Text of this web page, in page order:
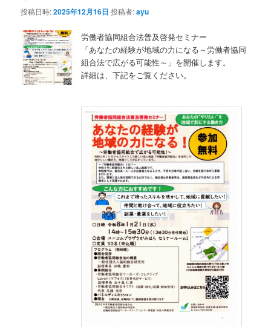
投稿日時:2025年12月16日 投稿者:ayu
労働者協同組合法普及啓発セミナー
「あなたの経験が地域の力になる～労働者協同
組合法で広がる可能性～」を開催します。
詳細は、下記をご覧ください。